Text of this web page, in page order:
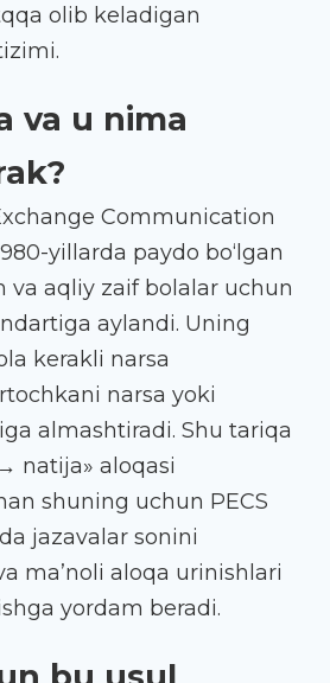
olib keladigan
va u nima
Communication
yillarda paydo bo‘lgan
va aqliy zaif bolalar uchun
aylandi. Uning
kerakli narsa
narsa yoki
almashtiradi. Shu tariqa
natija» aloqasi
shuning uchun PECS
jazavalar sonini
ma’noli aloqa urinishlari
yordam beradi.